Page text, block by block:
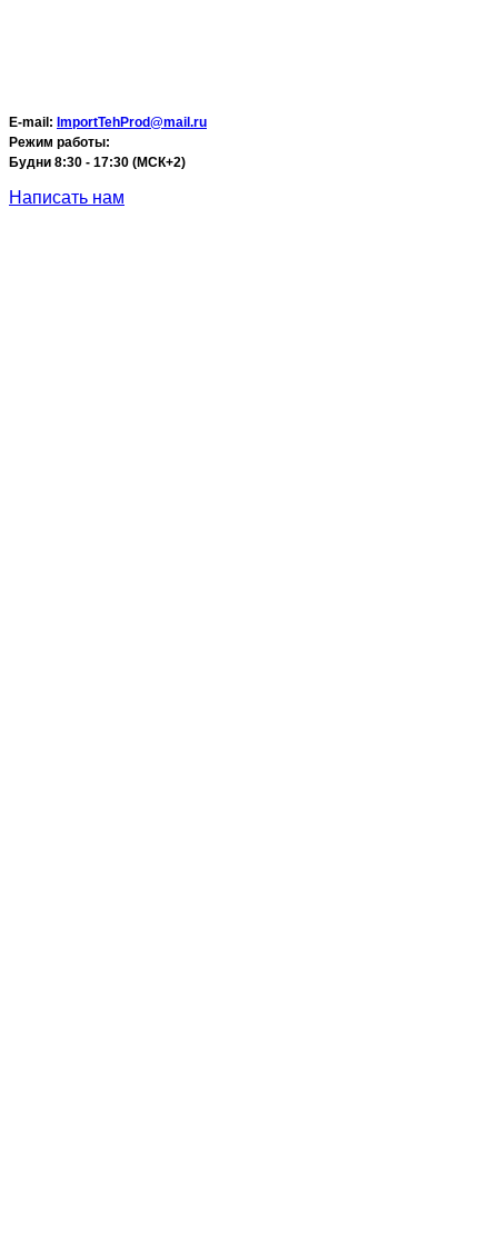
E-mail: ImportTehProd@mail.ru
Режим работы:
Будни 8:30 - 17:30 (МСК+2)
Написать нам